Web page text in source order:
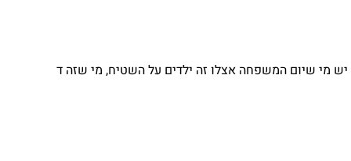
יש מי שיום המשפחה אצלו זה ילדים על השטיח, מי שזה ד